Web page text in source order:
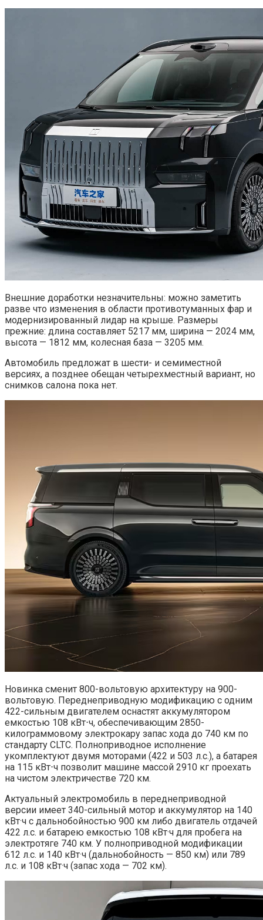
Внешние доработки незначительны: можно заметить
разве что изменения в области противотуманных фар и
модернизированный лидар на крыше. Размеры
прежние: длина составляет 5217 мм, ширина — 2024 мм,
высота — 1812 мм, колесная база — 3205 мм.
Автомобиль предложат в шести- и семиместной
версиях, а позднее обещан четырехместный вариант, но
снимков салона пока нет.
Новинка сменит 800-вольтовую архитектуру на 900-
вольтовую. Переднеприводную модификацию с одним
422-сильным двигателем оснастят аккумулятором
емкостью 108 кВт⋅ч, обеспечивающим 2850-
килограммовому электрокару запас хода до 740 км по
стандарту CLTC. Полноприводное исполнение
укомплектуют двумя моторами (422 и 503 л.с.), а батарея
на 115 кВт⋅ч позволит машине массой 2910 кг проехать
на чистом электричестве 720 км.
Актуальный электромобиль в переднеприводной
версии имеет 340-сильный мотор и аккумулятор на 140
кВт·ч c дальнобойностью 900 км либо двигатель отдачей
422 л.с. и батарею емкостью 108 кВт·ч для пробега на
электротяге 740 км. У полноприводной модификации
612 л.с. и 140 кВт·ч (дальнобойность — 850 км) или 789
л.с. и 108 кВт·ч (запас хода — 702 км).